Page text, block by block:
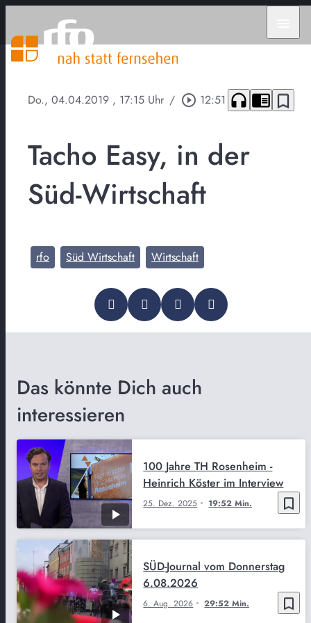
Do., 04.04.2019 , 17:15 Uhr / play_circle_outline 12:51 headphones chrome_reader_mode bookmark_border
Tacho Easy, in der
Süd-Wirtschaft
rfo Süd Wirtschaft Wirtschaft
Das könnte Dich auch
interessieren
bookmark_border
25. Dez. 2025 19:52 Min.
100 Jahre TH Rosenheim -
Heinrich Köster im Interview
bookmark_border
6. Aug. 2026 29:52 Min.
SÜD-Journal vom Donnerstag
6.08.2026